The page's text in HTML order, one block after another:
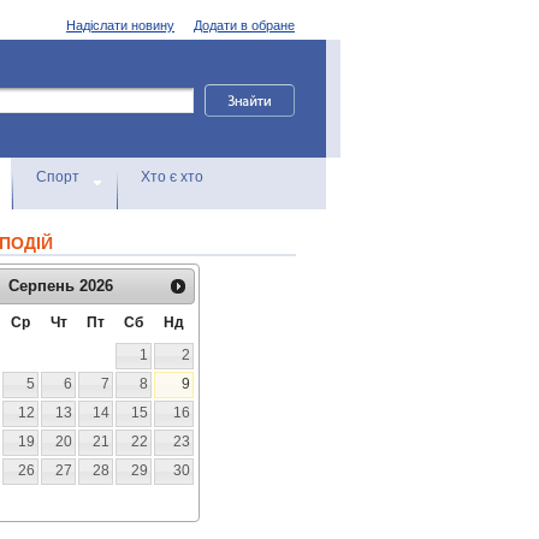
Додати в обране
Надіслати новину
Спорт Хто є хто
Серпень 2026
Ср Чт Пт Сб
Нд
1
2
5 6 7 8
9
12 13 14 15
16
19 20 21 22
23
26 27 28 29
30